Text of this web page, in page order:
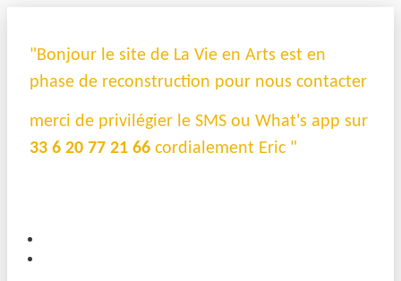
"Bonjour le site de La Vie en Arts est en
phase de reconstruction pour nous contacter
merci de privilégier le SMS ou What's app sur
33 6 20 77 21 66 cordialement Eric "